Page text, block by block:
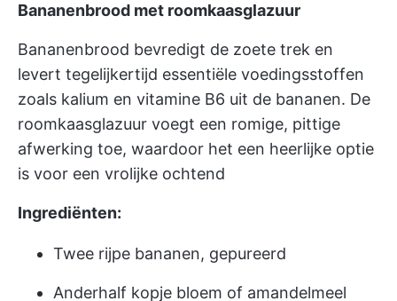
Bananenbrood met roomkaasglazuur
Bananenbrood bevredigt de zoete trek en
levert tegelijkertijd essentiële voedingsstoffen
zoals kalium en vitamine B6 uit de bananen. De
roomkaasglazuur voegt een romige, pittige
afwerking toe, waardoor het een heerlijke optie
is voor een vrolijke ochtend
Ingrediënten:
Twee rijpe bananen, gepureerd
Anderhalf kopje bloem of amandelmeel